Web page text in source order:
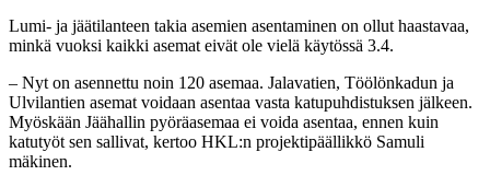
Lumi- ja jäätilanteen takia asemien asentaminen on ollut haastavaa,
minkä vuoksi kaikki asemat eivät ole vielä käytössä 3.4.
– Nyt on asennettu noin 120 asemaa. Jalavatien, Töölönkadun ja
Ulvilantien asemat voidaan asentaa vasta katupuhdistuksen jälkeen.
Myöskään Jäähallin pyöräasemaa ei voida asentaa, ennen kuin
katutyöt sen sallivat, kertoo HKL:n projektipäällikkö Samuli
mäkinen.